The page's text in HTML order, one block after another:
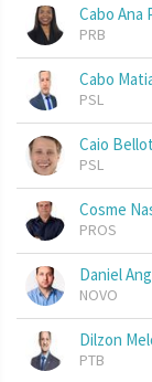
Cabo Ana
PRB
Cabo
PSL
Caio
PSL
Cosme
PROS
Daniel
NOVO
Dilzon
PTB